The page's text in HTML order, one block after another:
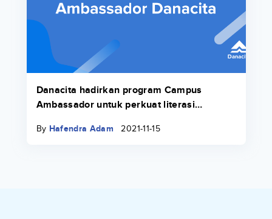
Danacita hadirkan program Campus
Ambassador untuk perkuat literasi
By Hafendra Adam 2021-11-15